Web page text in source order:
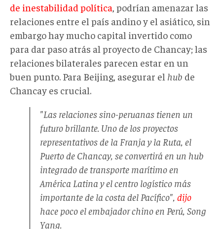
de inestabilidad política , podrían amenazar las
relaciones entre el país andino y el asiático, sin
embargo hay mucho capital invertido como
para dar paso atrás al proyecto de Chancay; las
relaciones bilaterales parecen estar en un
buen punto. Para Beijing, asegurar el hub de
Chancay es crucial.
"Las relaciones sino-peruanas tienen un
futuro brillante. Uno de los proyectos
representativos de la Franja y la Ruta, el
Puerto de Chancay, se convertirá en un hub
integrado de transporte marítimo en
América Latina y el centro logístico más
importante de la costa del Pacífico", dijo
hace poco el embajador chino en Perú, Song
Yang.